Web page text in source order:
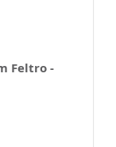
Feltro -